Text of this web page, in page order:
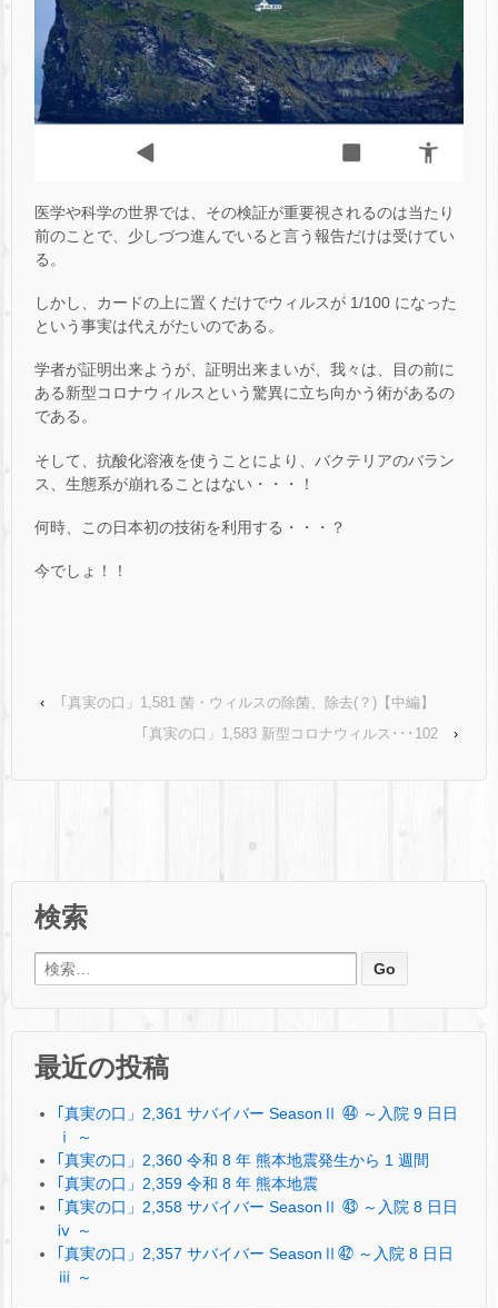
医学や科学の世界では、その検証が重要視されるのは当たり
前のことで、少しづつ進んでいると言う報告だけは受けてい
る。
しかし、カードの上に置くだけでウィルスが 1/100 になった
という事実は代えがたいのである。
学者が証明出来ようが、証明出来まいが、我々は、目の前に
ある新型コロナウィルスという驚異に立ち向かう術があるの
である。
そして、抗酸化溶液を使うことにより、バクテリアのバラン
ス、生態系が崩れることはない・・・！
何時、この日本初の技術を利用する・・・？
今でしょ！！
‹
｢真実の口」1,581 菌・ウィルスの除菌、除去(？)【中編】
｢真実の口」1,583 新型コロナウィルス･･･102
›
検索
検索:
最近の投稿
｢真実の口」2,361 サバイバー SeasonⅡ ㊹ ～入院 9 日日
ⅰ ～
｢真実の口」2,360 令和 8 年 熊本地震発生から 1 週間
｢真実の口」2,359 令和 8 年 熊本地震
｢真実の口」2,358 サバイバー SeasonⅡ ㊸ ～入院 8 日日
ⅳ ～
｢真実の口」2,357 サバイバー SeasonⅡ㊷ ～入院 8 日日
ⅲ ～